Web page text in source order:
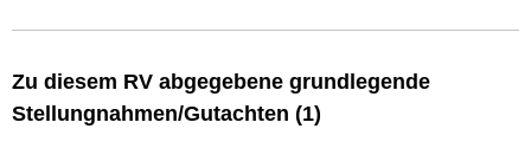
Zu diesem RV abgegebene grundlegende
Stellungnahmen/Gutachten (1)